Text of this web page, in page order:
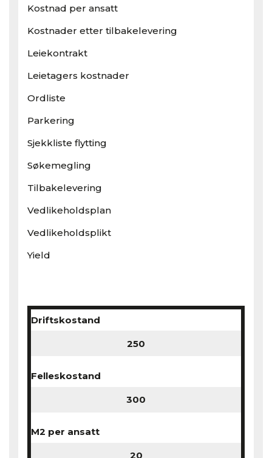
Kostnad per ansatt
Kostnader etter tilbakelevering
Leiekontrakt
Leietagers kostnader
Ordliste
Parkering
Sjekkliste flytting
Søkemegling
Tilbakelevering
Vedlikeholdsplan
Vedlikeholdsplikt
Yield
Driftskostand
Felleskostand
M2 per ansatt